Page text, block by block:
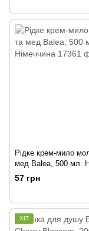
Рідке крем-мило
мед Balea, 500 мл.
57 грн
ХІТ